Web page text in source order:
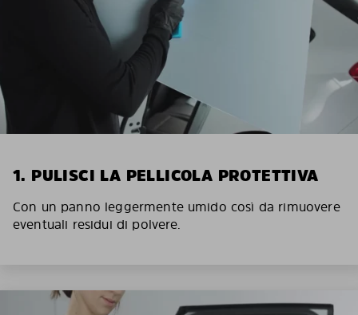
1. PULISCI LA PELLICOLA PROTETTIVA
Con un panno leggermente umido così da rimuovere
eventuali residui di polvere.